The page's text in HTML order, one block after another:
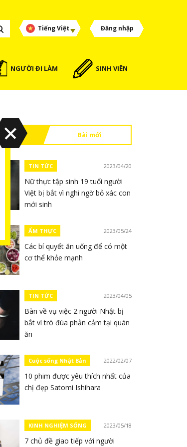
Tiếng Việt Đăng nhập
NGƯỜI ĐI LÀM SINH VIÊN
Bài mới
TIN TỨC 2023/04/20
Nữ thực tập sinh 19 tuổi người
Việt bị bắt vì nghi ngờ bỏ xác con
mới sinh
ẨM THỰC 2023/05/24
Các bí quyết ăn uống để có một
cơ thể khỏe mạnh
TIN TỨC 2023/04/05
Bàn về vụ việc 2 người Nhật bị
bắt vì trò đùa phản cảm tại quán
ăn
Cuộc sống Nhật Bản 2022/02/07
10 phim được yêu thích nhất của
chị đẹp Satomi Ishihara
KINH NGHIỆM SỐNG 2023/05/18
7 chủ đề giao tiếp với người